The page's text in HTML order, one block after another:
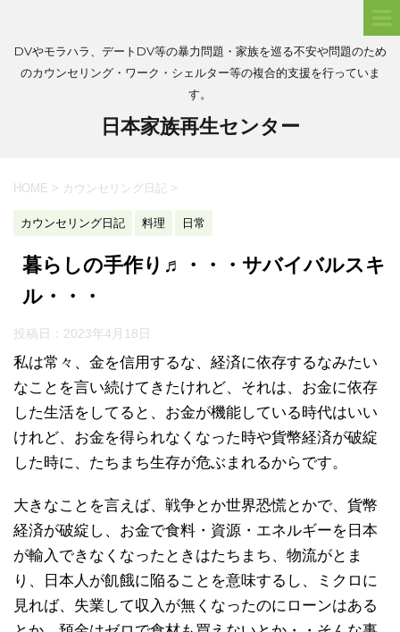
DVやモラハラ、デートDV等の暴力問題・家族を巡る不安や問題のため
のカウンセリング・ワーク・シェルター等の複合的支援を行っていま
す。
日本家族再生センター
HOME > カウンセリング日記 >
カウンセリング日記 料理 日常
暮らしの手作り♬・・・サバイバルスキ
ル・・・
投稿日： 2023年4月18日
私は常々、金を信用するな、経済に依存するなみたい
なことを言い続けてきたけれど、それは、お金に依存
した生活をしてると、お金が機能している時代はいい
けれど、お金を得られなくなった時や貨幣経済が破綻
した時に、たちまち生存が危ぶまれるからです。
大きなことを言えば、戦争とか世界恐慌とかで、貨幣
経済が破綻し、お金で食料・資源・エネルギーを日本
が輸入できなくなったときはたちまち、物流がとま
り、日本人が飢餓に陥ることを意味するし、ミクロに
見れば、失業して収入が無くなったのにローンはある